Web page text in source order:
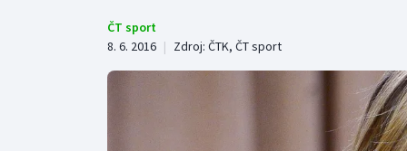
Cyklistika
Boby a skeleton
ČT sport
8. 6. 2016 | Zdroj: ČTK, ČT sport